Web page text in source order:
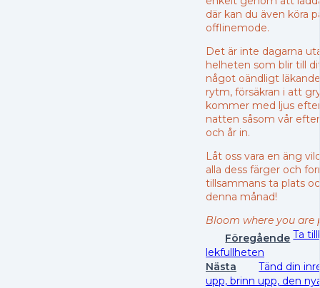
där kan du även köra
offlinemode.
Det är inte dagarna
helheten som blir till
något oändligt
rytm, försäkran i att
kommer med ljus
natten såsom vår
och år in.
Låt oss vara en äng
alla dess färger och
tillsammans ta plats
denna månad!
Bloom where you are
Föregående Ta
lekfullheten
Nästa
Tänd din
upp, brinn upp, den